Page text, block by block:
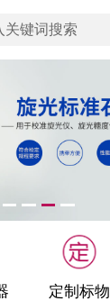
关键词搜索
定制标物
签到